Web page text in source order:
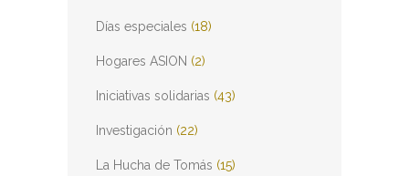
Días especiales (18)
Hogares ASION (2)
Iniciativas solidarias (43)
Investigación (22)
La Hucha de Tomás (15)